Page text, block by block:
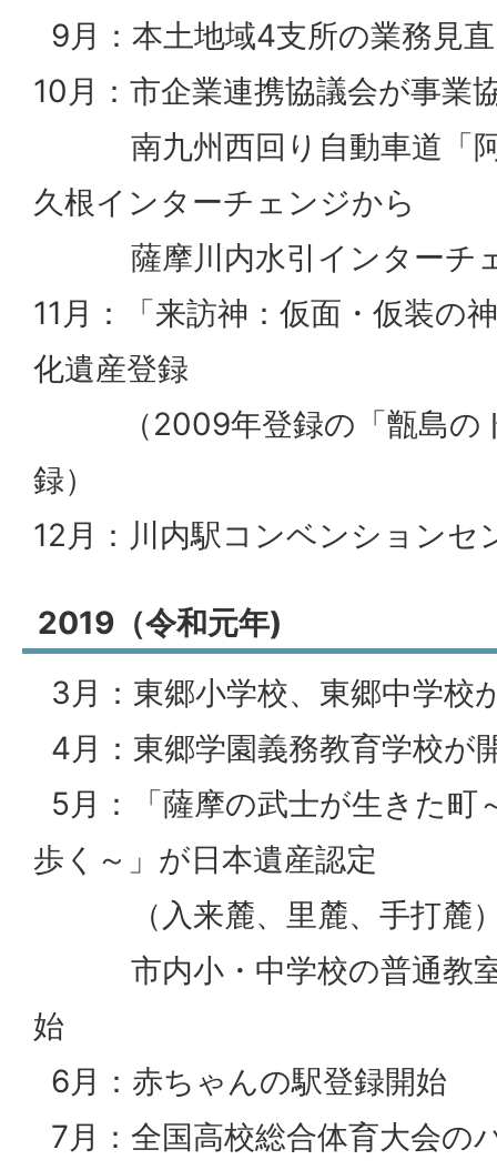
9月：本土地域4支所の業務見
10月：市企業連携協議会が事業
南九州西回り自動車道「阿
久根インターチェンジから
薩摩川内水引インターチェ
11月：「来訪神：仮面・仮装の
化遺産登録
（2009年登録の「甑島の
録）
12月：川内駅コンベンションセ
2019（令和元年)
3月：東郷小学校、東郷中学校
4月：東郷学園義務教育学校が
5月：「薩摩の武士が生きた町
歩く～」が日本遺産認定
（入来麓、里麓、手打麓
市内小・中学校の普通教室
始
6月：赤ちゃんの駅登録開始
7月：全国高校総合体育大会の